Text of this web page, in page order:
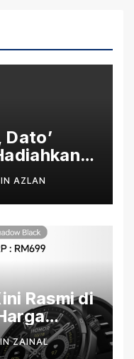
Dato’
AZLAN
Rasmi di
ZAINAL